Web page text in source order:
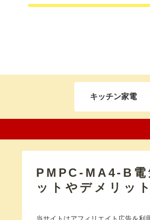
キッチン家電
PMPC-MA4-B電
ットやデメリッ